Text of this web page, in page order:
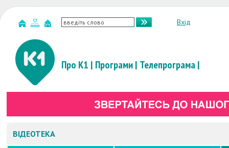
Вхід
Про К1 | Програми| Телепрограма|
ВІДЕОТЕКА